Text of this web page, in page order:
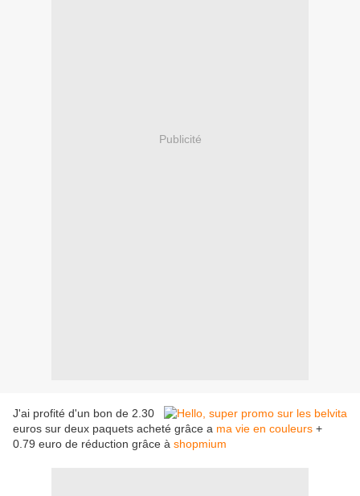
Publicité
J'ai profité d'un bon de 2.30
euros sur deux paquets acheté grâce a ma vie en couleurs +
0.79 euro de réduction grâce à shopmium